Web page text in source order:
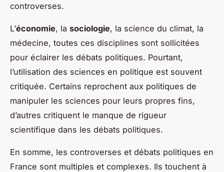
controverses.
L’économie, la sociologie, la science du climat, la
médecine, toutes ces disciplines sont sollicitées
pour éclairer les débats politiques. Pourtant,
l’utilisation des sciences en politique est souvent
critiquée. Certains reprochent aux politiques de
manipuler les sciences pour leurs propres fins,
d’autres critiquent le manque de rigueur
scientifique dans les débats politiques.
En somme, les controverses et débats politiques en
France sont multiples et complexes. Ils touchent à